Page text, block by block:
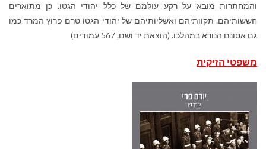
והמחתרות מובא על רקע עולמם של כלל יהודי הגטו. כן מתוארים
חששותיהם, תקוותיהם ואשליותיהם של יהודי הגטו טרם פרוץ המרד כמו
גם אסונם הנורא במהלכו. (הוצאת יד ושם, 567 עמודים)
משפטי הזיקית